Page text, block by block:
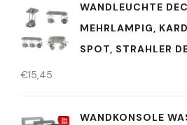
WANDLEUCHTE
MEHRLAMPIG,
SPOT, STRAHLER
€15,45
WANDKONSOLE